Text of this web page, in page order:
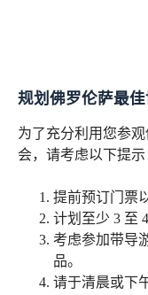
规划佛罗伦萨最
为了充分利用您参
会，请考虑以下提示
提前预订门票
计划至少 3 至
考虑参加带导
品。
请于清晨或下